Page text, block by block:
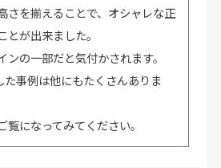
さを揃えることで、オシャレな正
が出来ました。
の一部だと気付かされます。
事例は他にもたくさんありま
覧になってみてください。